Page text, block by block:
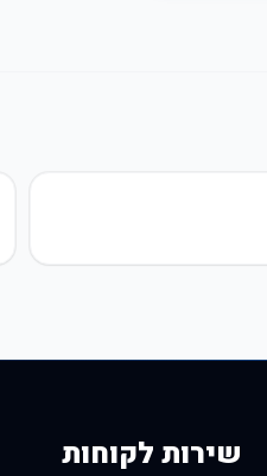
שירות לקוחות